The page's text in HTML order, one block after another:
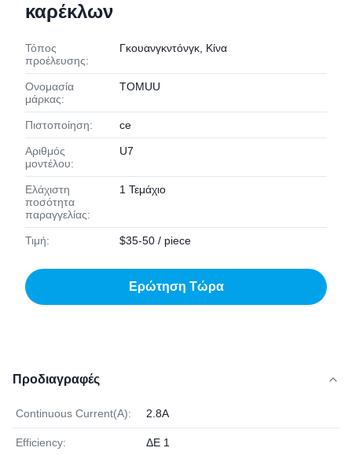
καρέκλων
Τόπος
προέλευσης:
Γκουανγκντόνγκ, Κίνα
Ονομασία
μάρκας:
TOMUU
Πιστοποίηση: ce
Αριθμός
μοντέλου:
U7
Ελάχιστη
ποσότητα
παραγγελίας:
1 Τεμάχιο
Τιμή: $35-50 / piece
Ερώτηση Τώρα
Προδιαγραφές
Continuous Current(A): 2.8A
Efficiency: ΔΕ 1